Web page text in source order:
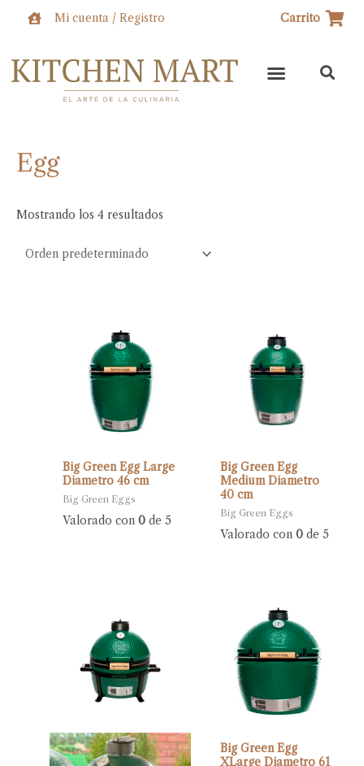
Mi cuenta / Registro Carrito
Egg
Mostrando los 4 resultados
Big Green Egg Large
Diametro 46 cm
Big Green Eggs
Valorado con0 de 5
Big Green Egg
Medium Diametro
40 cm
Big Green Eggs
Valorado con 0de 5
Big Green Egg
XLarge Diametro 61